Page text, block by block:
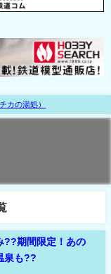
カの湯処）
??期間限定！あの
泉も??